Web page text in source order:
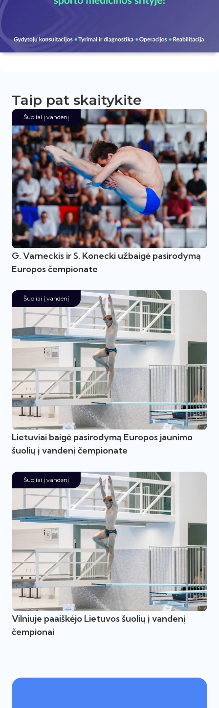
Taip pat skaitykite
Šuoliai į vandenį
G. Varneckis ir S. Konecki užbaigė pasirodymą
Europos čempionate
Šuoliai į vandenį
Lietuviai baigė pasirodymą Europos jaunimo
šuolių į vandenį čempionate
Šuoliai į vandenį
Vilniuje paaiškėjo Lietuvos šuolių į vandenį
čempionai